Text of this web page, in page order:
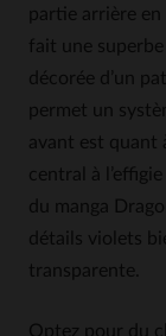
partie arrière
fait une
décorée d’un
permet un
avant est quant
central à
du manga
détails violets
transparente.
Optez pour du